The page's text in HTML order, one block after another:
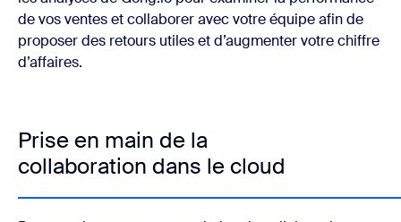
de vos ventes et collaborer avec votre équipe afin de
proposer des retours utiles et d’augmenter votre chiffre
d’affaires.
Prise en main de la
collaboration dans le cloud